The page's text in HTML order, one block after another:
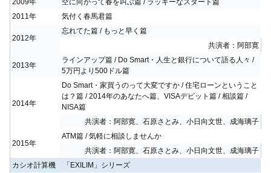
2009年
空に向かって春を叫ぶ篇 / ラッキーなスタート篇
2011年
気付く春馬君篇
2012年
忘れてた篇 / もっと早く篇
共演者：阿部寛
2013年
ラインアップ篇 / Do Smart・人生と銀行について語る人々 /
5万円より500ドル篇
2014年
Do Smart・家買うのって大変ですか / 住宅ローンということ
は？篇 / 2014年のあなたへ篇、VISAデビット篇 / 相談篇 /
NISA篇
共演者：阿部寛、石原さとみ、小日向文世、成海璃子
2015年
ATM篇 / 気軽に相談しませんか
共演者：阿部寛、石原さとみ、小日向文世、成海璃子
カシオ計算機 「EXILIM」シリーズ